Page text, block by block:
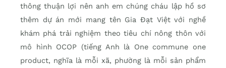
thông thuận lợi nên anh em chúng cháu lập hồ sơ
thêm dự án mới mang tên Gia Đạt Việt với nghề
khám phá trải nghiệm theo tiêu chí nông thôn với
mô hình OCOP (tiếng Anh là One commune one
product, nghĩa là mỗi xã, phường là mỗi sản phẩm